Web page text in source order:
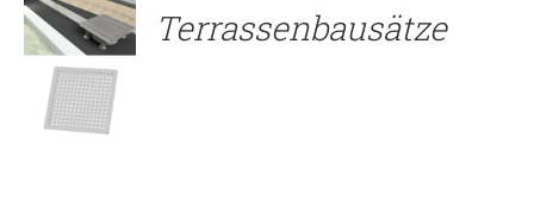
Terrassenbausätze
DETAILS